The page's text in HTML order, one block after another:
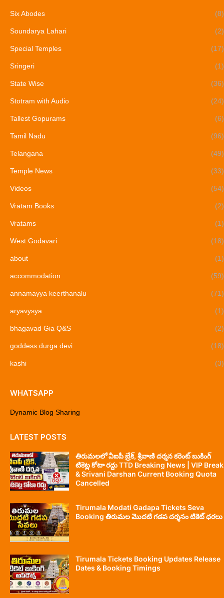
Six Abodes (8)
Soundarya Lahari (2)
Special Temples (17)
Sringeri (1)
State Wise (36)
Stotram with Audio (24)
Tallest Gopurams (6)
Tamil Nadu (96)
Telangana (49)
Temple News (33)
Videos (54)
Vratam Books (2)
Vratams (1)
West Godavari (18)
about (1)
accommodation (59)
annamayya keerthanalu (71)
aryavysya (1)
bhagavad Gia Q&S (2)
goddess durga devi (18)
kashi (3)
WHATSAPP
Dynamic Blog Sharing
LATEST POSTS
తిరుమలలో వీఐపీ బ్రేక్, శ్రీవాణి దర్శన కరెంట్ బుకింగ్
టికెట్ల కోటా రద్దు TTD Breaking News | VIP Break
& Srivani Darshan Current Booking Quota
Cancelled
Tirumala Modati Gadapa Tickets Seva
Booking తిరుమల మొదటి గడప దర్శనం టికెట్ ధరలు
Tirumala Tickets Booking Updates Release
Dates & Booking Timings